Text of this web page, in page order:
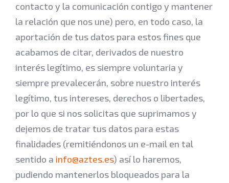
contacto y la comunicación contigo y mantener
la relación que nos une) pero, en todo caso, la
aportación de tus datos para estos fines que
acabamos de citar, derivados de nuestro
interés legítimo, es siempre voluntaria y
siempre prevalecerán, sobre nuestro interés
legítimo, tus intereses, derechos o libertades,
por lo que si nos solicitas que suprimamos y
dejemos de tratar tus datos para estas
finalidades (remitiéndonos un e-mail en tal
sentido a info@aztes.es) así lo haremos,
pudiendo mantenerlos bloqueados para la